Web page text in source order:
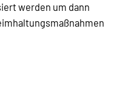
werden um dann